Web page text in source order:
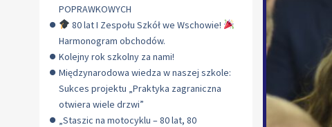
POPRAWKOWYCH
80 lat I Zespołu Szkół we Wschowie!
Harmonogram obchodów.
Kolejny rok szkolny za nami!
Międzynarodowa wiedza w naszej szkole:
Sukces projektu „Praktyka zagraniczna
otwiera wiele drzwi”
„Staszic na motocyklu – 80 lat, 80